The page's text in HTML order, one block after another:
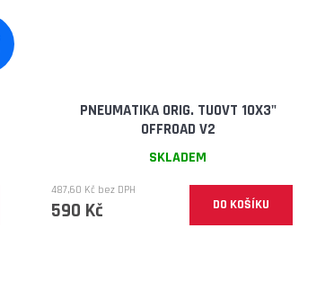
PNEUMATIKA ORIG. TUOVT 10X3"
OFFROAD V2
SKLADEM
487,60 Kč bez DPH
590 Kč DO KOŠÍKU